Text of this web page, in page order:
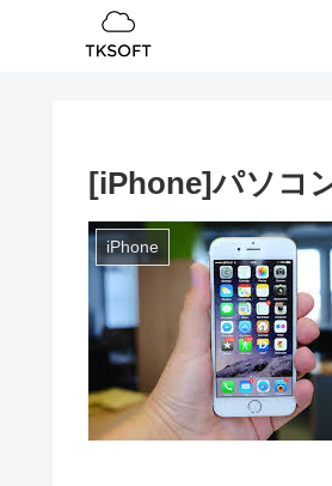
[iPhone]パソコ
iPhone